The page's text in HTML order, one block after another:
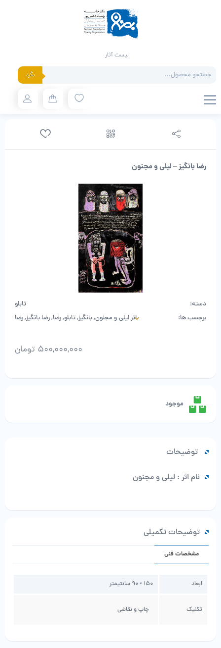
لیست آثار
search بگرد
رضا بانگیز – لیلی و مجنون
دسته:
تابلو
برچسب ها:
اثر لیلی و مجنون,بانگیز,تابلو,رضا,رضا بانگیز,رضا
500,000,000 تومان
لیلی
و
مجنون
موجود
توضیحات
نام اثر : لیلی و مجنون
توضیحات تکمیلی
مشخصات فنی
ابعاد 150 × 90 سانتیمتر
تکنیک چاپ و نقاشی